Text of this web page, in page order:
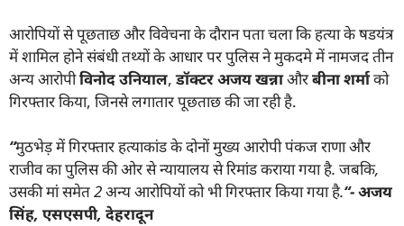
आरोपियों से पूछताछ और विवेचना के दौरान पता चला कि हत्या के षडयंत्र
में शामिल होने संबंधी तथ्यों के आधार पर पुलिस ने मुकदमे में नामजद तीन
अन्य आरोपीविनोद उनियाल, डॉक्टर अजय खन्नाऔरबीना शर्माको
गिरफ्तार किया, जिनसे लगातार पूछताछ की जा रही है.
“मुठभेड़ में गिरफ्तार हत्याकांड के दोनों मुख्य आरोपी पंकज राणा और
राजीव का पुलिस की ओर से न्यायालय से रिमांड कराया गया है. जबकि,
उसकी मां समेत2अन्य आरोपियों को भी गिरफ्तार किया गया है.“-अजय
सिंह, एसएसपी, देहरादून